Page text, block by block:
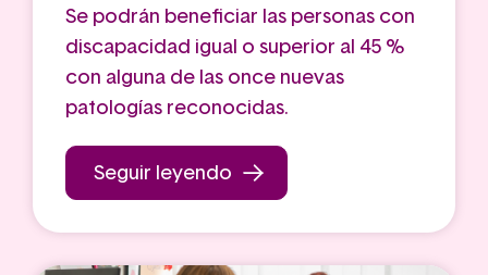
Se podrán beneficiar las personas con
discapacidad igual o superior al 45 %
con alguna de las once nuevas
patologías reconocidas.
Seguir leyendo